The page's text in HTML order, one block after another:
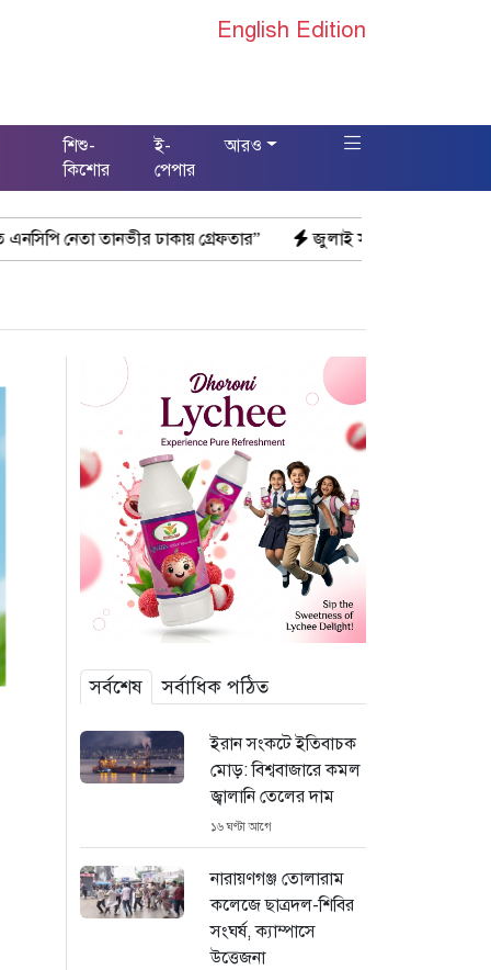
English Edition
শিশু-
কিশোর
ই-
পেপার
আরও
ঢাকায় গ্রেফতার” জুলাই স্মৃতি জাদুঘরকে ইতিহাসের নতুন পর্যায়
সর্বশেষ সর্বাধিক পঠিত
ইরান সংকটে ইতিবাচক
মোড়: বিশ্ববাজারে কমল
জ্বালানি তেলের দাম
১৬ ঘণ্টা আগে
নারায়ণগঞ্জ তোলারাম
কলেজে ছাত্রদল-শিবির
সংঘর্ষ, ক্যাম্পাসে
উত্তেজনা